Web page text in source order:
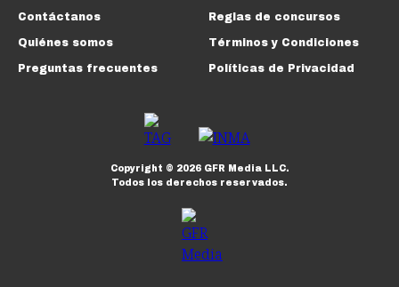
Contáctanos
Quiénes somos
Preguntas frecuentes
Reglas de concursos
Términos y Condiciones
Políticas de Privacidad
Copyright © 2026GFR Media LLC.
Todos los derechos reservados.